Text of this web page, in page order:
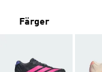
Färger